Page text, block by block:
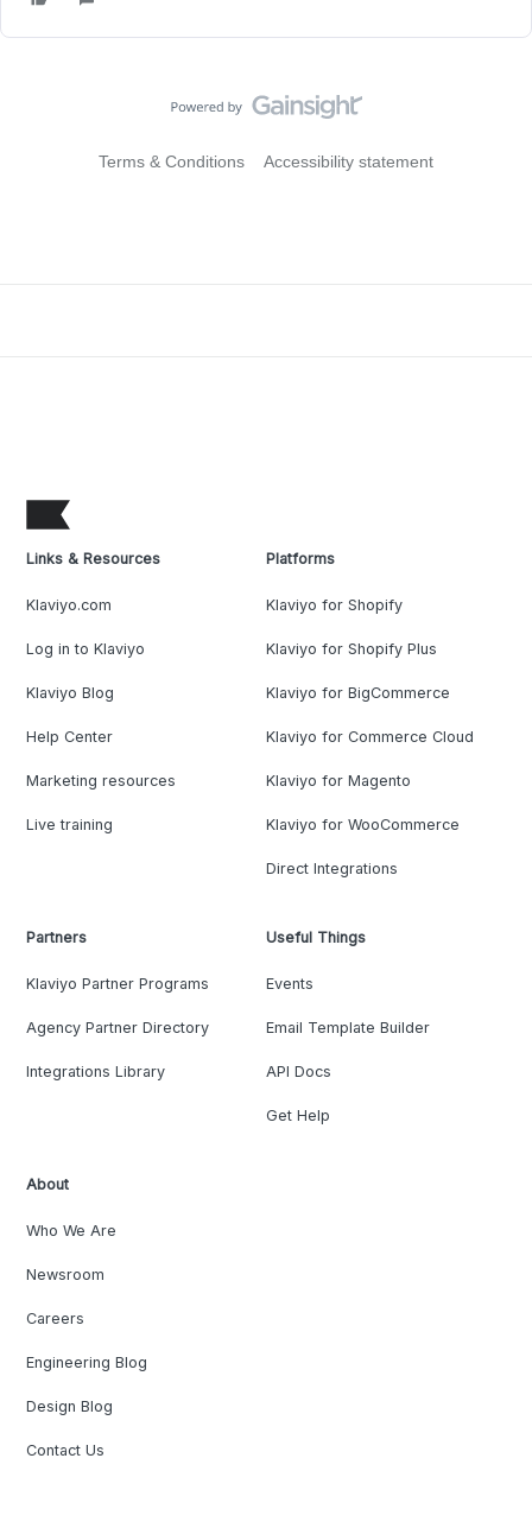
Terms & Conditions Accessibility statement
Links & Resources
Klaviyo.com
Log in to Klaviyo
Klaviyo Blog
Help Center
Marketing resources
Live training
Platforms
Klaviyo for Shopify
Klaviyo for Shopify Plus
Klaviyo for BigCommerce
Klaviyo for Commerce Cloud
Klaviyo for Magento
Klaviyo for WooCommerce
Direct Integrations
Partners
Klaviyo Partner Programs
Agency Partner Directory
Integrations Library
Useful Things
Events
Email Template Builder
API Docs
Get Help
About
Who We Are
Newsroom
Careers
Engineering Blog
Design Blog
Contact Us